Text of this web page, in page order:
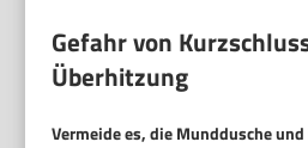
Gefahr von
Überhitzung
Vermeide es, die Munddusche